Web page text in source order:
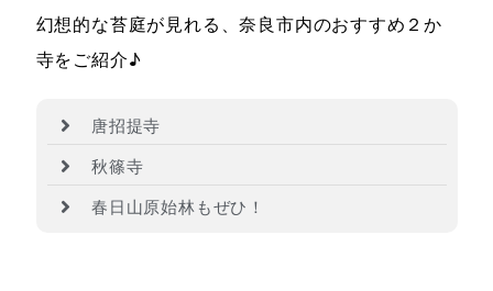
幻想的な苔庭が見れる、奈良市内のおすすめ２か
寺をご紹介♪
唐招提寺
秋篠寺
春日山原始林もぜひ！